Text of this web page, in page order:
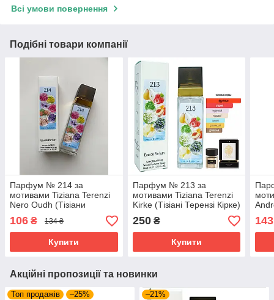
Всі умови повернення
Подібні товари компанії
Парфум № 214 за
мотивами Tiziana Terenzi
Nero Oudh (Тізіани
Терензі Нейро Ауд) 40 мл
ОПТ
106 ₴ 134 ₴
Купити
Парфум № 213 за
мотивами Tiziana Terenzi
Kirke (Тізіані Терензі Кірке)
40 мл
250₴
Купити
143
Акційні пропозиції та новинки
Топ продажів –25% –21%